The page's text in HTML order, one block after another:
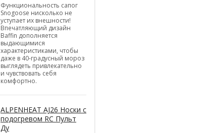
Функциональность сапог
Snogoose нисколько не
уступает их внешности!
Впечатляющий дизайн
Baffin дополняется
выдающимися
характеристиками, чтобы
даже в 40-градусный мороз
выглядеть привлекательно
и чувствовать себя
комфортно.
ALPENHEAT AJ26 Носки с
подогревом RC Пульт
Ду